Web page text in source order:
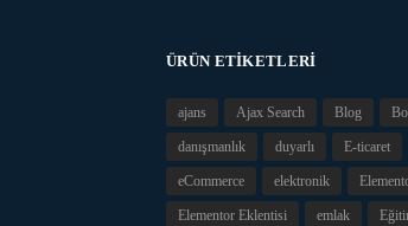
ÜRÜN ETIKETLERI
ajans Ajax Search Blog
danışmanlık duyarlı E-ticaret
eCommerce elektronik
Elementor Eklentisi emlak